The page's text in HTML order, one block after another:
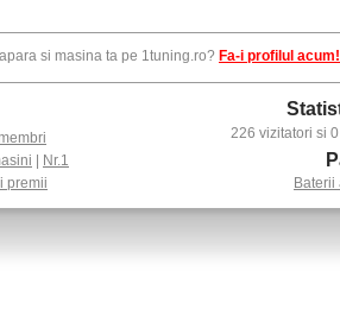
si masina ta pe 1tuning.ro? Fa-i profilul acum!
Nr.1
premii
226 vizitatori si